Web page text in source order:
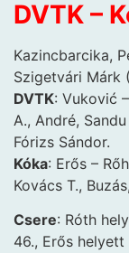
DVTK –
Kazincbarcika,
Szigetvári Márk
DVTK: Vuković
A., André,
Fórizs Sándor.
Kóka: Erős –
Kovács T.,
Csere: Róth
46., Erős